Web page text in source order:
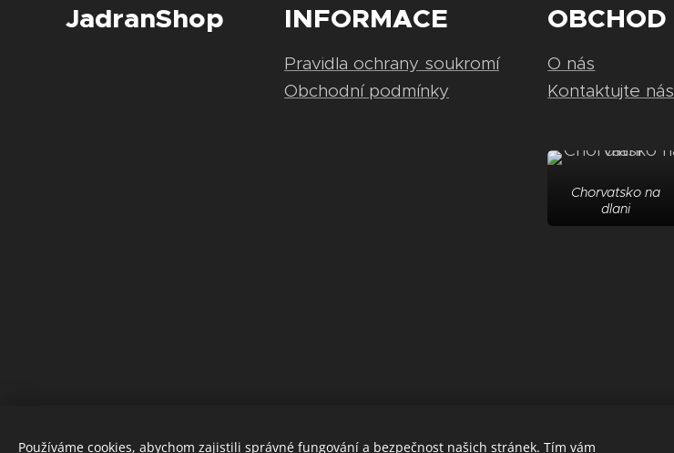
JadranShop INFORMACE
Pravidla ochrany soukromí
Obchodní podmínky
OBCHOD
O nás
Kontaktujte nás
Chorvatsko na
dlani
Používáme cookies, abychom zajistili správné fungování a bezpečnost našich stránek. Tím vám